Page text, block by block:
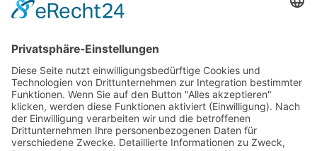
(geringfügigen) Beschäftigung nicht berührt, weil
unabhängig vom Einkommen und Vermögen der
betreffenden Person besteht.
Stand: 9.12.2025